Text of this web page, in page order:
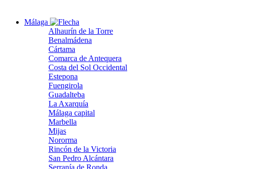
Málaga
Alhaurín de la Torre
Benalmádena
Cártama
Comarca de Antequera
Costa del Sol Occidental
Estepona
Fuengirola
Guadalteba
La Axarquía
Málaga capital
Marbella
Mijas
Nororma
Rincón de la Victoria
San Pedro Alcántara